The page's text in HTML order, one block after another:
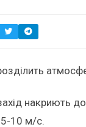
накриють
5-10 м/с.